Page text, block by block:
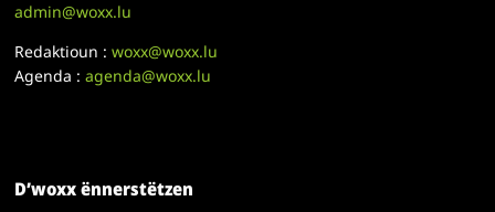
admin@woxx.lu
Redaktioun :woxx@woxx.lu
Agenda :agenda@woxx.lu
D’woxx ënnerstëtzen